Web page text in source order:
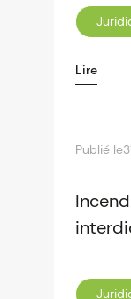
Lire
Publié le